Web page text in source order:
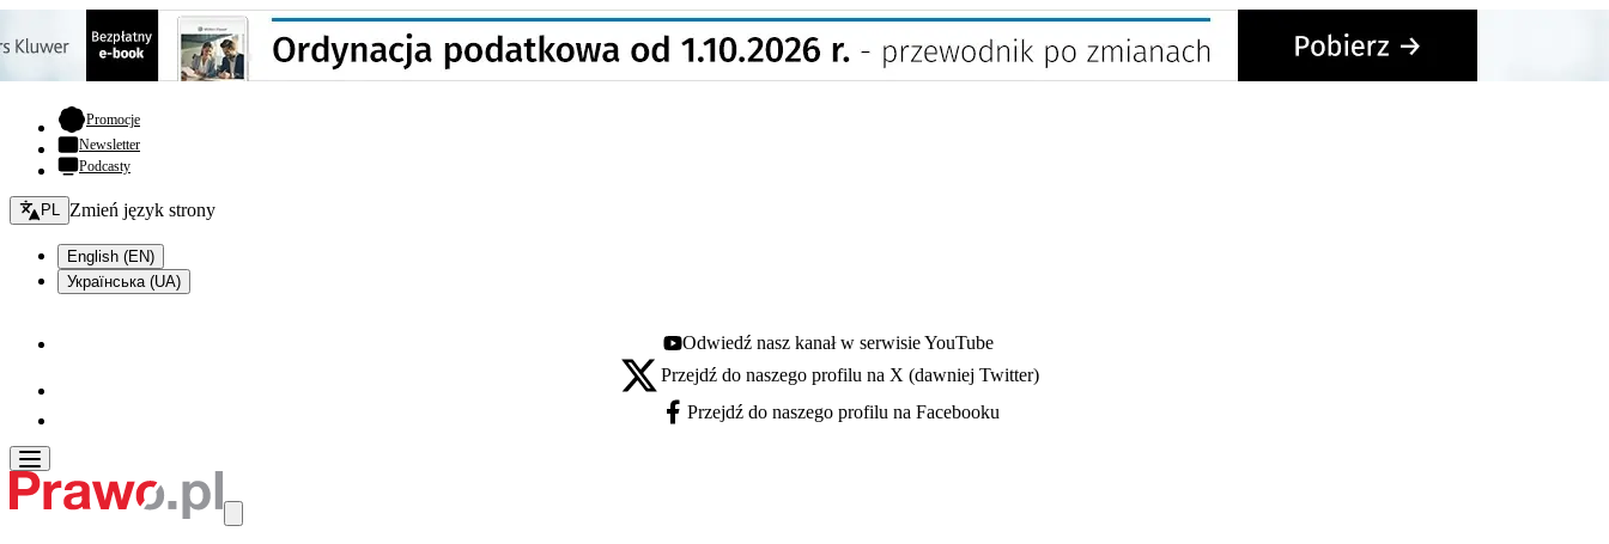
Promocje- otwiera się w nowej karcie
Newsletter
Podcasty
Zmień język - bieżący:
PL Zmień język strony
English (EN)
Українська (UA)
Youtube - otwiera się w nowej karcie
Odwiedź nasz kanał w serwisie YouTube
X - otwiera się w nowej karcie
Przejdź do naszego profilu na X (dawniej Twitter)
Facebook - otwiera się w nowej karcie
Przejdź do naszego profilu na Facebooku